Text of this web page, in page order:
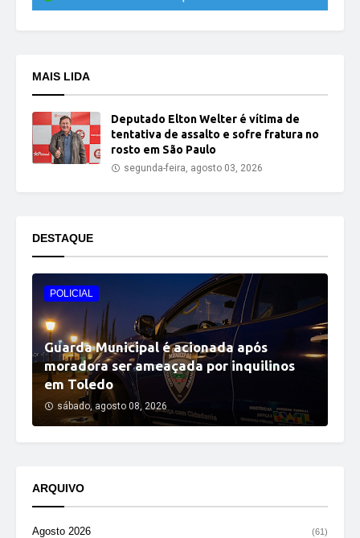
MAIS LIDA
Deputado Elton Welter é vítima de
tentativa de assalto e sofre fratura no
rosto em São Paulo
segunda-feira, agosto 03, 2026
DESTAQUE
POLICIAL
Guarda Municipal é acionada após
moradora ser ameaçada por inquilinos
em Toledo
sábado, agosto 08, 2026
ARQUIVO
Agosto 2026 (61)